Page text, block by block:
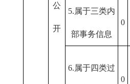
公
开
5.属于三类内
部事务信息
0
6.属于四类过
0